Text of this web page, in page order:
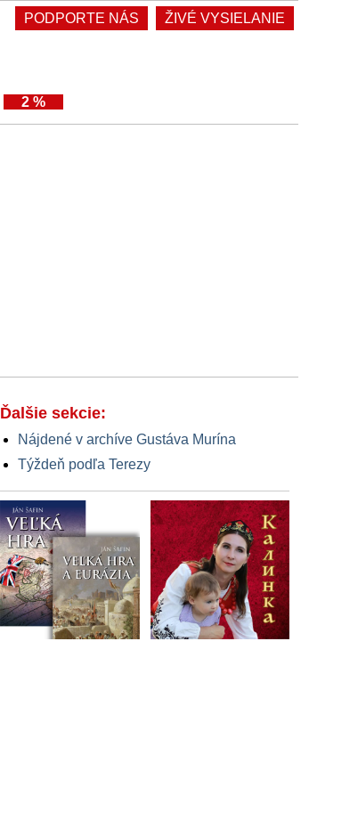
PODPORTE NÁS ŽIVÉ VYSIELANIE
2 %
Ďalšie sekcie:
Nájdené v archíve Gustáva Murína
Týždeň podľa Terezy